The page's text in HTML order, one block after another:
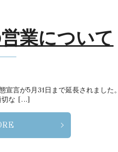
業について
言が5月31日まで延長されました
切な […]